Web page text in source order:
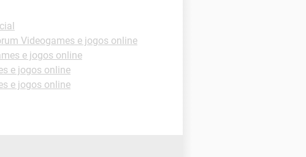
Videogames e jogos online
e jogos online
e jogos online
e jogos online